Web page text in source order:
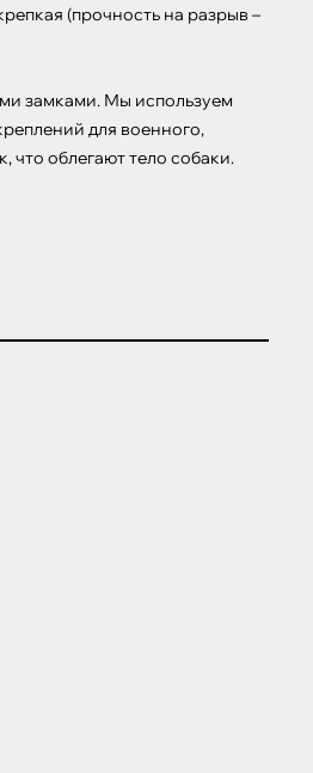
(прочность на разрыв –
замками. Мы используем
для военного,
что облегают тело собаки.